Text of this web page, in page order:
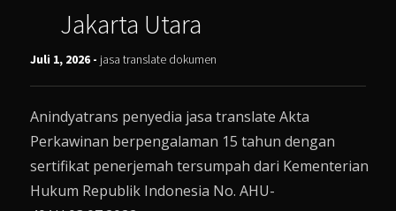
Jakarta Utara
Juli 1, 2026 - jasa translate dokumen
Anindyatrans penyedia jasa translate Akta
Perkawinan berpengalaman 15 tahun dengan
sertifikat penerjemah tersumpah dari Kementerian
Hukum Republik Indonesia No. AHU-